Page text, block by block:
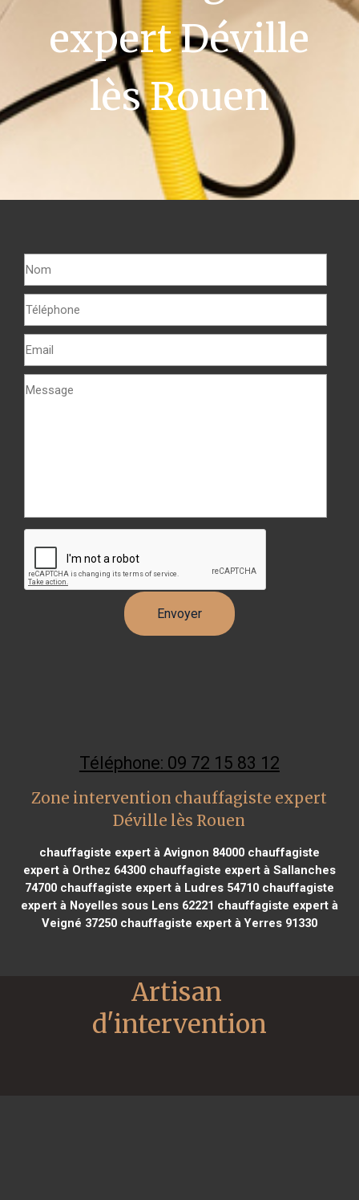
expert Déville
lès Rouen
Téléphone: 09 72 15 83 12
Zone intervention chauffagiste expert
Déville lès Rouen
chauffagiste expert à Avignon 84000chauffagiste
expert à Orthez 64300chauffagiste expert à Sallanches
74700chauffagiste expert à Ludres 54710chauffagiste
expert à Noyelles sous Lens 62221 chauffagiste expert à
Veigné 37250chauffagiste expert à Yerres 91330
Artisan
d'intervention